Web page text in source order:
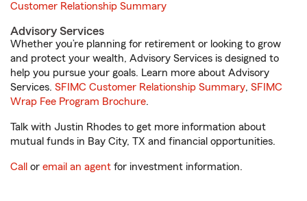
Customer Relationship Summary
Advisory Services
Whether you’re planning for retirement or looking to grow
and protect your wealth, Advisory Services is designed to
help you pursue your goals. Learn more about Advisory
Services. SFIMC Customer Relationship Summary, SFIMC
Wrap Fee Program Brochure.
Talk with Justin Rhodes to get more information about
mutual funds in Bay City, TX and financial opportunities.
Call or email an agent for investment information.